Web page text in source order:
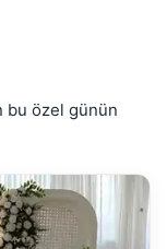
bu özel günün